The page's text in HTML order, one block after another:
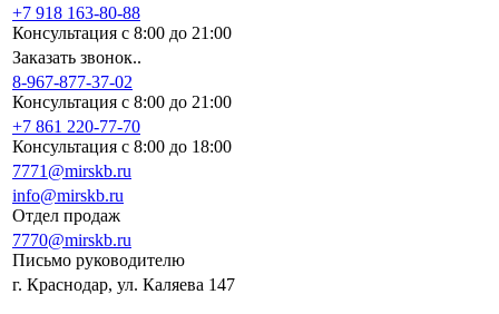
+7 918 163-80-88
Консультация с 8:00 до 21:00
Заказать звонок..
8-967-877-37-02
Консультация с 8:00 до 21:00
+7 861 220-77-70
Консультация с 8:00 до 18:00
7771@mirskb.ru
info@mirskb.ru
Отдел продаж
7770@mirskb.ru
Письмо руководителю
г. Краснодар, ул. Каляева 147